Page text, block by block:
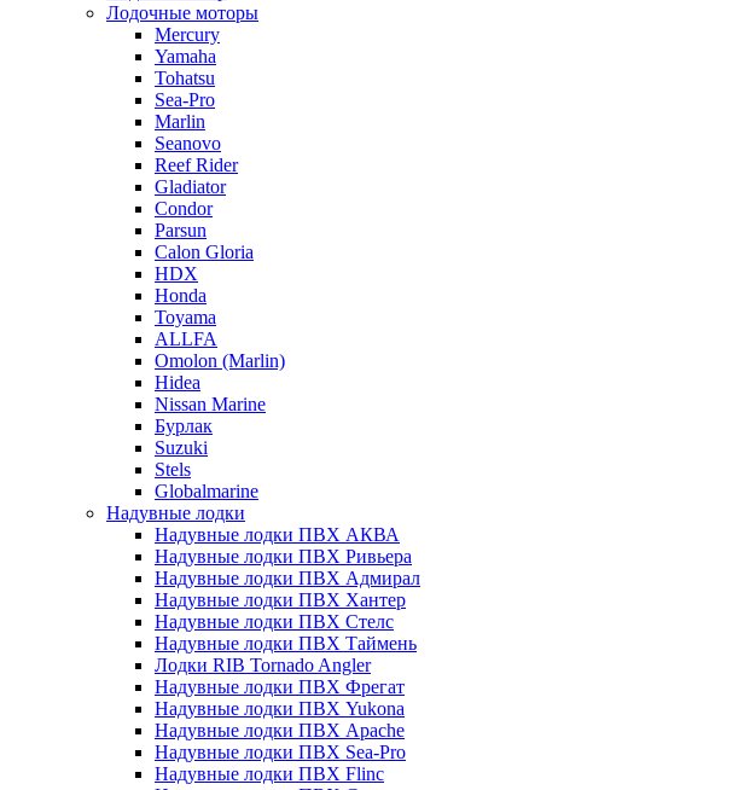
Лодочные моторы
Mercury
Yamaha
Tohatsu
Sea-Pro
Marlin
Seanovo
Reef Rider
Gladiator
Condor
Parsun
Calon Gloria
HDX
Honda
Toyama
ALLFA
Omolon (Marlin)
Hidea
Nissan Marine
Бурлак
Suzuki
Stels
Globalmarine
Надувные лодки
Надувные лодки ПВХ АКВА
Надувные лодки ПВХ Ривьера
Надувные лодки ПВХ Адмирал
Надувные лодки ПВХ Хантер
Надувные лодки ПВХ Стелс
Надувные лодки ПВХ Таймень
Лодки RIB Tornado Angler
Надувные лодки ПВХ Фрегат
Надувные лодки ПВХ Yukona
Надувные лодки ПВХ Apache
Надувные лодки ПВХ Sea-Pro
Надувные лодки ПВХ Flinc